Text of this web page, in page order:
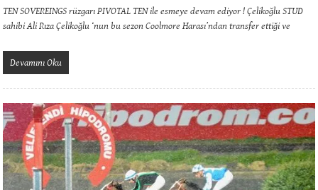
TEN SOVEREINGS rüzgarı PIVOTAL TEN ile esmeye devam ediyor ! Çelikoğlu STUD
sahibi Ali Rıza Çelikoğlu ‘nun bu sezon Coolmore Harası’ndan transfer ettiği ve
Devamını Oku